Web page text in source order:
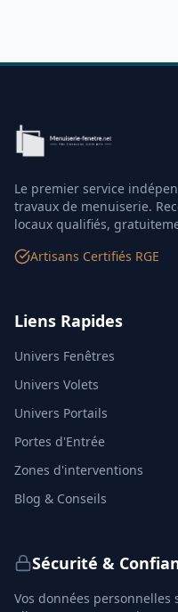
Le premier service
travaux de menuiserie.
locaux qualifiés,
Artisans Certifiés RGE
Liens Rapides
Univers Fenêtres
Univers Volets
Univers Portails
Portes d'Entrée
Zones d'interventions
Blog & Conseils
Sécurité &
Vos données personnelles